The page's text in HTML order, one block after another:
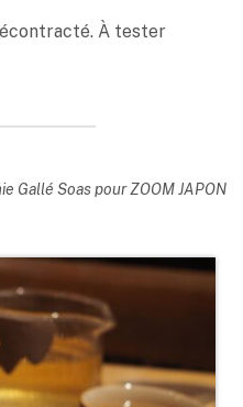
À tester
Gallé Soas pour ZOOM JAPON